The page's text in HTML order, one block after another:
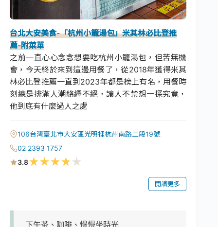
台北大安美食-「杭州小籠湯包」米其林必比登推
薦-附菜單
之前一直心心念念想要吃杭州小籠湯包，但苦無機
會，今天終於來到這邊用餐了，從2018年獲得米其
林必比登推薦一直到2023年都是榜上有名，用餐時
刻總是排滿人潮絡繹不絕，讓人不禁想一探究竟，
他到底有什麼過人之處
106台灣臺北市大安區光明裡杭州南路二段19號
02 2393 1757
3.8★★★★★
閱讀更多
下午茶、咖啡、慢慢坐時光